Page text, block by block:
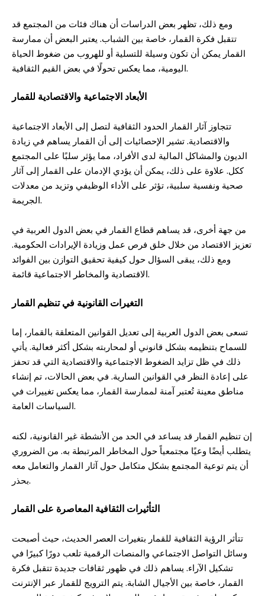
ومع ذلك، تظهر بعض الدراسات أن هناك فئات من المجتمع قد
تتقبل فكرة القمار، خاصة بين الشباب. يعتبر البعض أن ممارسة
القمار يمكن أن تكون وسيلة للتسلية أو للهروب من ضغوط الحياة
اليومية، مما يعكس تحولًا في بعض القيم الثقافية.
الأبعاد الاجتماعية والاقتصادية للقمار
تتجاوز آثار القمار الحدود الثقافية لتصل إلى الأبعاد الاجتماعية
والاقتصادية. تشير الإحصائيات إلى أن القمار يساهم في زيادة
الديون والمشاكل المالية لدى الأفراد، مما يؤثر سلبًا على المجتمع
ككل. علاوة على ذلك، يمكن أن يؤدي الإدمان على القمار إلى آثار
صحية ونفسية سلبية، تؤثر على الأداء الوظيفي وتزيد من معدلات
الجريمة.
من جهة أخرى، قد يساهم قطاع القمار في بعض الدول العربية في
تعزيز الاقتصاد من خلال خلق فرص عمل وزيادة الإيرادات الحكومية.
ومع ذلك، يبقى السؤال حول كيفية تحقيق التوازن بين الفوائد
الاقتصادية والمخاطر الاجتماعية قائمة.
التغيرات القانونية في تنظيم القمار
تسعى بعض الدول العربية إلى تعديل القوانين المتعلقة بالقمار، إما
للسماح بتنظيمه بشكل قانوني أو لمحاربته بشكل أكثر فعالية. يأتي
ذلك في ظل تزايد الضغوط الاجتماعية والاقتصادية التي قد تحفز
على إعادة النظر في القوانين السارية. في بعض الحالات، تم إنشاء
مناطق معينة تُعتبر آمنة لممارسة القمار، مما يعكس تغييرات في
السياسات العامة.
إن تنظيم القمار قد يساعد في الحد من الأنشطة غير القانونية، لكنه
يتطلب أيضًا وعيًا مجتمعياً حول المخاطر المرتبطة به. من الضروري
أن يتم توعية المجتمع بشكل متكامل حول آثار القمار والتعامل معه
بحذر.
التأثيرات الثقافية المعاصرة على القمار
تتأثر الرؤية الثقافية للقمار بتغيرات العصر الحديث، حيث أصبحت
وسائل التواصل الاجتماعي والمنصات الرقمية تلعب دورًا كبيرًا في
تشكيل الآراء. يساهم ذلك في ظهور ثقافات جديدة تتقبل فكرة
القمار، خاصة بين الأجيال الشابة. يتم الترويج للقمار عبر الإنترنت